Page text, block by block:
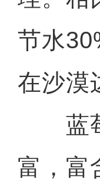
节水
在沙漠
蓝莓
富，富